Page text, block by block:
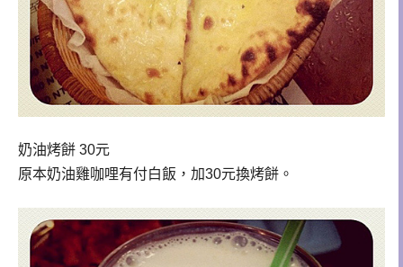
奶油烤餅 30元
原本奶油雞咖哩有付白飯，加30元換烤餅。